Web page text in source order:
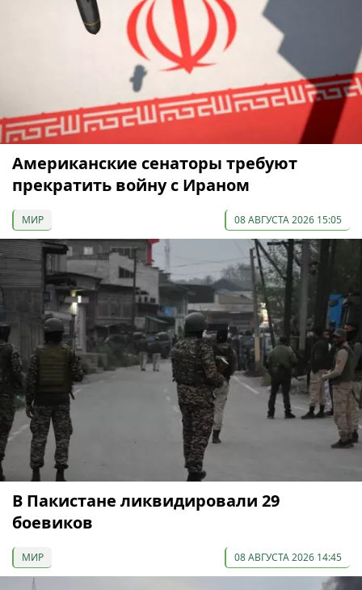
Американские сенаторы требуют
прекратить войну с Ираном
МИР 08 АВГУСТА 2026 15:05
В Пакистане ликвидировали 29
боевиков
МИР 08 АВГУСТА 2026 14:45